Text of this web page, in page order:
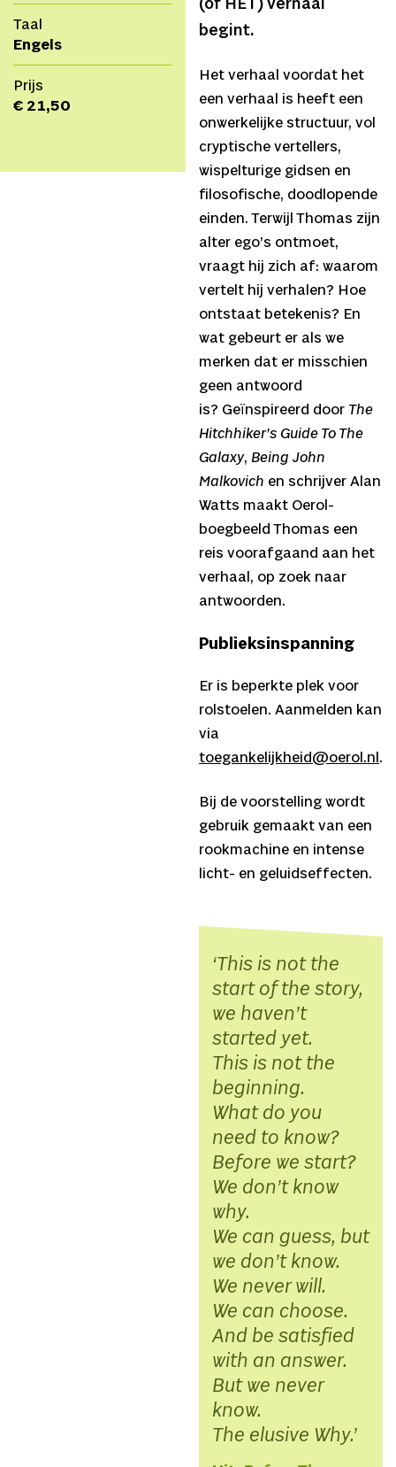
Taal
Engels
Prijs
€ 21,50
(of HET) verhaal
begint.
Het verhaal voordat het
een verhaal is heeft een
onwerkelijke structuur, vol
cryptische vertellers,
wispelturige gidsen en
filosofische, doodlopende
einden. Terwijl Thomas zijn
alter ego’s ontmoet,
vraagt hij zich af: waarom
vertelt hij verhalen? Hoe
ontstaat betekenis? En
wat gebeurt er als we
merken dat er misschien
geen antwoord
is? Geïnspireerd door The
Hitchhiker’s Guide To The
Galaxy, Being John
Malkovich en schrijver Alan
Watts maakt Oerol-
boegbeeld Thomas een
reis voorafgaand aan het
verhaal, op zoek naar
antwoorden.
Publieksinspanning
Er is beperkte plek voor
rolstoelen. Aanmelden kan
via
toegankelijkheid@oerol.nl.
Bij de voorstelling wordt
gebruik gemaakt van een
rookmachine en intense
licht- en geluidseffecten.
This is not the
start of the story,
we haven’t
started yet.
This is not the
beginning.
What do you
need to know?
Before we start?
We don’t know
why.
We can guess, but
we don’t know.
We never will.
We can choose.
And be satisfied
with an answer.
But we never
know.
The elusive Why.